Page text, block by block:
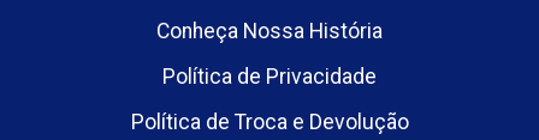
Conheça Nossa História
Política de Privacidade
Política de Troca e Devolução